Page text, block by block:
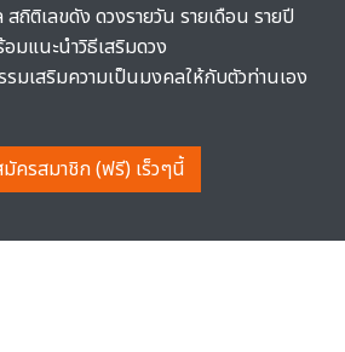
ถิติเลขดัง ดวงรายวัน รายเดือน รายปี
มแนะนำวิธีเสริมดวง
มเสริมความเป็นมงคลให้กับตัวท่านเอง
มัครสมาชิก (ฟรี) เร็วๆนี้